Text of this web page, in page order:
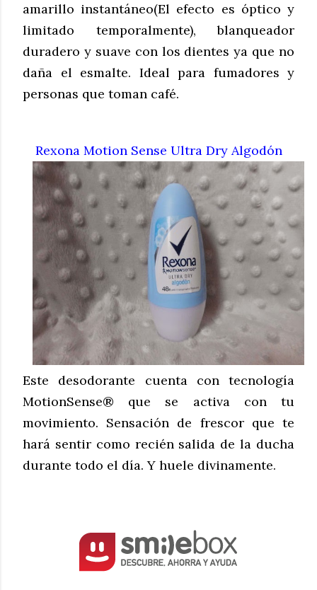
amarillo instantáneo(El efecto es óptico y
limitado temporalmente),blanqueador
duradero y suave con los dientes ya que no
daña el esmalte. Ideal para fumadores y
personas que toman café.
Rexona Motion Sense Ultra Dry Algodón
Este desodorante cuenta con tecnología
MotionSense® que se activa con tu
movimiento. Sensación de frescor que te
hará sentir como recién salida de la ducha
durante todo el día. Y huele divinamente.